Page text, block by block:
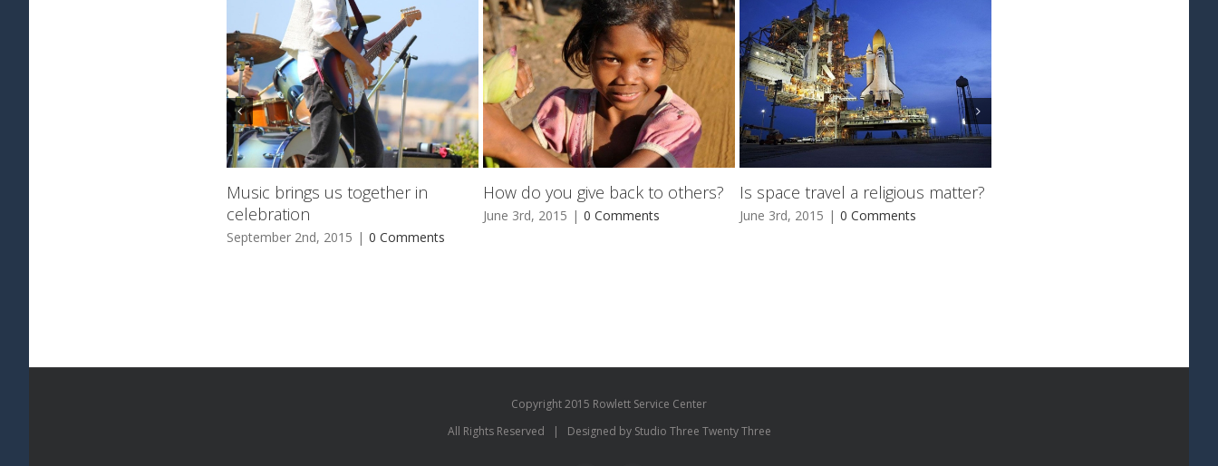
Music brings us together in
celebration
September 2nd, 2015 | 0 Comments
How do you give back to others?
June 3rd, 2015 | 0 Comments
Is space travel a religious matter?
June 3rd, 2015 | 0 Comments
Copyright 2015 Rowlett Service Center
All Rights Reserved | Designed by Studio Three Twenty Three